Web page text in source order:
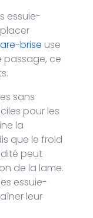
essuie-
brise use
passage, ce
sans
pour les
la
que le froid
peut
de la lame.
essuie-
leur